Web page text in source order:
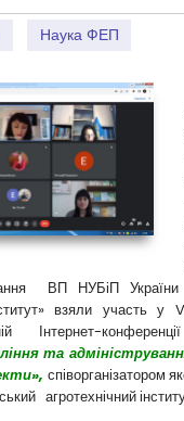
Наука ФЕП
ВП НУБіП України
взяли участь у
Інтернет-
та
співорганізатором
агротехнічний